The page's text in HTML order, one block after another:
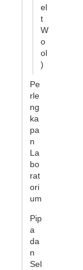
el
t
W
o
ol
)
Pe
rle
ng
ka
pa
n
La
bo
rat
ori
um
Pip
a
da
n
Sel